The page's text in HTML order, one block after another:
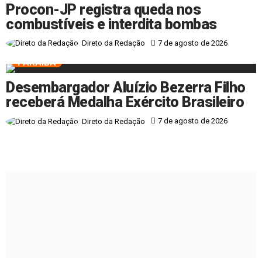
Procon-JP registra queda nos
combustíveis e interdita bombas
Direto da Redação 7 de agosto de 2026
PARAÍBA
Desembargador Aluízio Bezerra Filho
receberá Medalha Exército Brasileiro
Direto da Redação 7 de agosto de 2026